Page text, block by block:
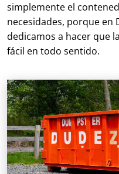
simplemente el
necesidades, porque en
dedicamos a hacer que
fácil en todo sentido.